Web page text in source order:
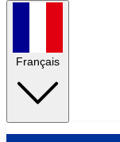
Français